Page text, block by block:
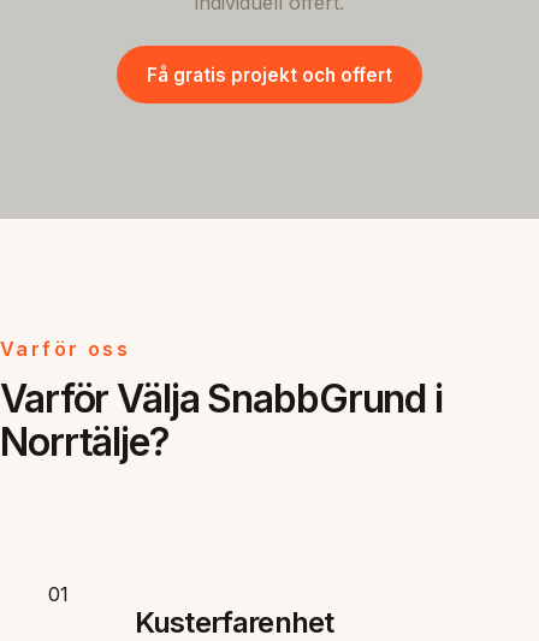
Få gratis projekt och offert
Varför oss
Varför Välja SnabbGrund i
Norrtälje?
01
Kusterfarenhet